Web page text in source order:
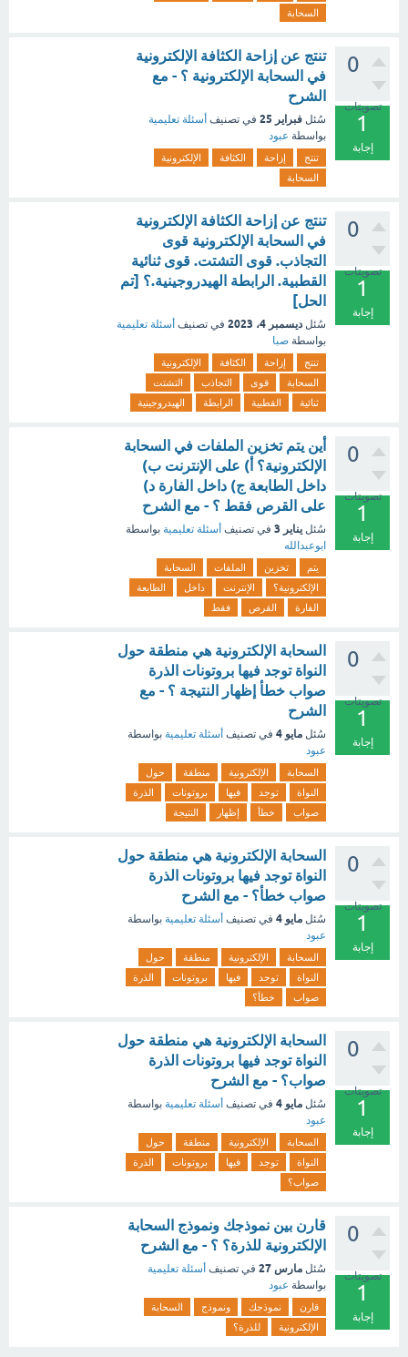
السحابة
0
تصويتات
1
إجابة
تنتج عن إزاحة الكثافة الإلكترونية
في السحابة الإلكترونية ؟ - مع
الشرح
سُئل فبراير 25 في تصنيف أسئلة تعليمية
بواسطة عبود
تنتج إزاحة الكثافة
الإلكترونية
السحابة
0
تصويتات
1
إجابة
تنتج عن إزاحة الكثافة الإلكترونية
في السحابة الإلكترونية قوى
التجاذب. قوى التشتت. قوى ثنائية
القطبية. الرابطة الهيدروجينية.؟ [تم
الحل]
سُئل ديسمبر 4، 2023 في تصنيف أسئلة تعليمية
بواسطة صبا
تنتج إزاحة الكثافة
الإلكترونية
السحابة
قوى التجاذب
التشتت
ثنائية
القطبية الرابطة الهيدروجينية
0
تصويتات
1
إجابة
أين يتم تخزين الملفات في السحابة
الإلكترونية؟ أ) على الإنترنت ب)
داخل الطابعة ج) داخل الفارة د)
على القرص فقط ؟ - مع الشرح
سُئل يناير 3 في تصنيف أسئلة تعليمية بواسطة
ابوعبدالله
يتم تخزين الملفات
السحابة
الإلكترونية؟
الإنترنت داخل
الطابعة
الفارة
القرص فقط
0
تصويتات
1
إجابة
السحابة الإلكترونية هي منطقة حول
النواة توجد فيها بروتونات الذرة
صواب خطأ إظهار النتيجة ؟ - مع
الشرح
سُئل مايو 4 في تصنيف أسئلة تعليمية بواسطة
عبود
السحابة الإلكترونية منطقة
حول
النواة
توجد فيها بروتونات
الذرة
صواب
خطأ إظهار النتيجة
0
تصويتات
1
إجابة
السحابة الإلكترونية هي منطقة حول
النواة توجد فيها بروتونات الذرة
صواب خطأ؟ - مع الشرح
سُئل مايو 4 في تصنيف أسئلة تعليمية بواسطة
عبود
السحابة الإلكترونية منطقة
حول
النواة
توجد فيها بروتونات
الذرة
صواب
خطأ؟
0
تصويتات
1
إجابة
السحابة الإلكترونية هي منطقة حول
النواة توجد فيها بروتونات الذرة
صواب؟ - مع الشرح
سُئل مايو 4 في تصنيف أسئلة تعليمية بواسطة
عبود
السحابة الإلكترونية منطقة
حول
النواة
توجد فيها بروتونات
الذرة
صواب؟
0
تصويتات
1
إجابة
قارن بين نموذجك ونموذج السحابة
الإلكترونية للذرة؟ ؟ - مع الشرح
سُئل مارس 27 في تصنيف أسئلة تعليمية
بواسطة عبود
قارن نموذجك ونموذج
السحابة
الإلكترونية
للذرة؟